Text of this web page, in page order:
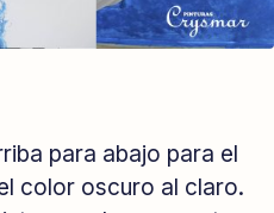
para abajo para el
color oscuro al claro.